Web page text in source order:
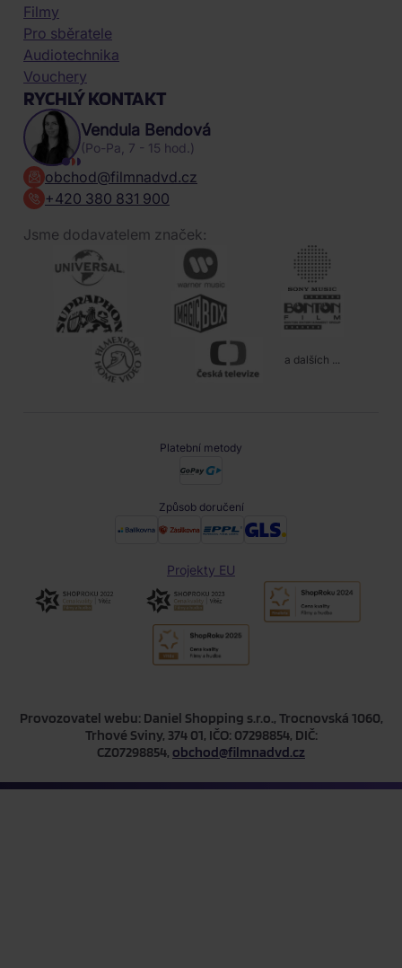
Filmy
Pro sběratele
Audiotechnika
Vouchery
RYCHLÝ KONTAKT
Vendula Bendová
(Po-Pa, 7 - 15 hod.)
obchod@filmnadvd.cz
+420 380 831 900
Jsme dodavatelem značek:
a dalších ...
Platební metody
Způsob doručení
Projekty EU
Provozovatel webu: Daniel Shopping s.r.o., Trocnovská 1060,
Trhové Sviny, 374 01, IČO: 07298854, DIČ:
CZ07298854, obchod@filmnadvd.cz